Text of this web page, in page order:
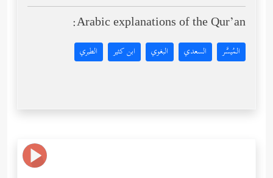
Arabic explanations of the Qur’an:
المُيسَّر السعدي البغوي ابن كثير الطبري